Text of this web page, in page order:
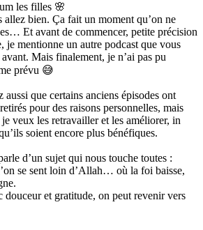
les filles 🌸
allez bien. Ça fait un moment qu’on ne
Et avant de commencer, petite précision
je mentionne un autre podcast que vous
Mais finalement, je n’ai pas pu
prévu 😅
aussi que certains anciens épisodes ont
pour des raisons personnelles, mais
veux les retravailler et les améliorer, in
soient encore plus bénéfiques.
d’un sujet qui nous touche toutes :
se sent loin d’Allah… où la foi baisse,
douceur et gratitude, on peut revenir vers